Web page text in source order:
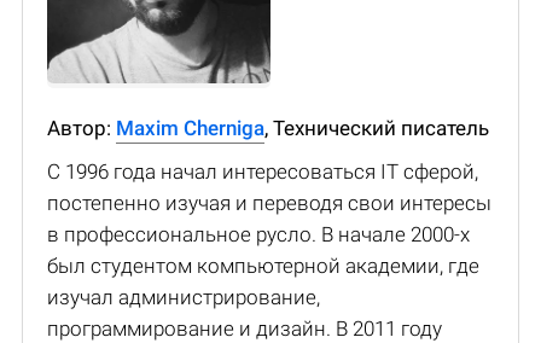
Автор: Maxim Cherniga, Технический писатель
С 1996 года начал интересоваться IT сферой,
постепенно изучая и переводя свои интересы
в профессиональное русло. В начале 2000-х
был студентом компьютерной академии, где
изучал администрирование,
программирование и дизайн. В 2011 году